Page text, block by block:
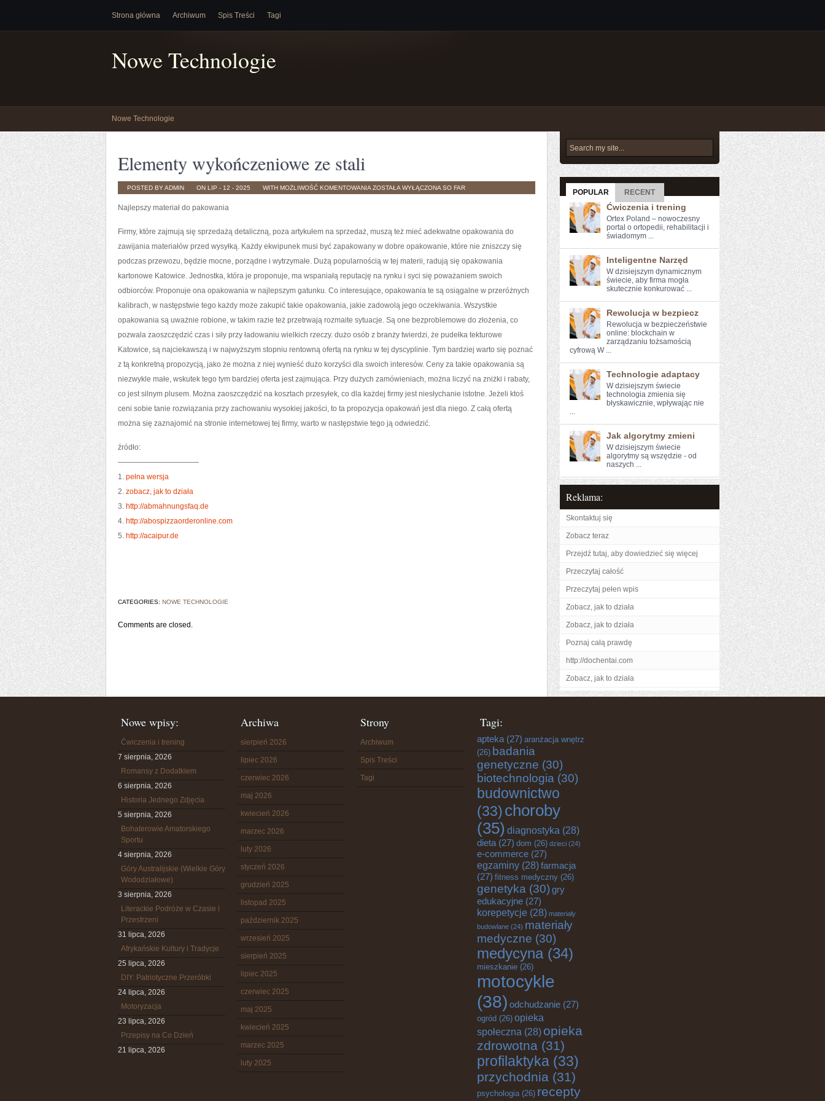
Strona główna Archiwum Spis Treści Tagi
Nowe Technologie
Nowe Technologie
Elementy wykończeniowe ze stali
POSTED BY ADMIN ON LIP - 12 - 2025 WITH MOŻLIWOŚĆ KOMENTOWANIA ELEMENTY
WYKOŃCZENIOWE
ZOSTAŁA WYŁĄCZONA SO FAR
Najlepszy materiał do pakowania
Firmy, które zajmują się sprzedażą detaliczną, poza artykułem na sprzedaż, muszą też mieć adekwatne opakowania do
zawijania materiałów przed wysyłką. Każdy ekwipunek musi być zapakowany w dobre opakowanie, które nie zniszczy się
podczas przewozu, będzie mocne, porządne i wytrzymałe. Dużą popularnością w tej materii, radują się opakowania
kartonowe Katowice. Jednostka, która je proponuje, ma wspaniałą reputację na rynku i syci się poważaniem swoich
odbiorców. Proponuje ona opakowania w najlepszym gatunku. Co interesujące, opakowania te są osiągalne w przeróżnych
kalibrach, w następstwie tego każdy może zakupić takie opakowania, jakie zadowolą jego oczekiwania. Wszystkie
opakowania są uważnie robione, w takim razie też przetrwają rozmaite sytuacje. Są one bezproblemowe do złożenia, co
pozwala zaoszczędzić czas i siły przy ładowaniu wielkich rzeczy. dużo osób z branży twierdzi, że pudełka tekturowe
Katowice, są najciekawszą i w najwyższym stopniu rentowną ofertą na rynku w tej dyscyplinie. Tym bardziej warto się poznać
z tą konkretną propozycją, jako że można z niej wynieść dużo korzyści dla swoich interesów. Ceny za takie opakowania są
niezwykle małe, wskutek tego tym bardziej oferta jest zajmująca. Przy dużych zamówieniach, można liczyć na zniżki i rabaty,
co jest silnym plusem. Można zaoszczędzić na kosztach przesyłek, co dla każdej firmy jest niesłychanie istotne. Jeżeli ktoś
ceni sobie tanie rozwiązania przy zachowaniu wysokiej jakości, to ta propozycja opakowań jest dla niego. Z całą ofertą
można się zaznajomić na stronie internetowej tej firmy, warto w następstwie tego ją odwiedzić.
źródło:
———————————
1. pełna wersja
2. zobacz, jak to działa
3. http://abmahnungsfaq.de
4. http://abospizzaorderonline.com
5. http://acaipur.de
CATEGORIES: NOWE TECHNOLOGIE
Comments are closed.
POPULAR RECENT
Ćwiczenia i trening
Ortex Poland – nowoczesny
portal o ortopedii, rehabilitacji i
świadomym ...
Inteligentne Narzęd
W dzisiejszym dynamicznym⁤
świecie, aby⁤ firma mogła
skutecznie konkurować‍ ...
Rewolucja w bezpiecz
Rewolucja w ⁣bezpieczeństwie ​
online: blockchain w
zarządzaniu ‍tożsamością
cyfrową W ...
Technologie adaptacy
W dzisiejszym świecie
technologia ‍zmienia się
błyskawicznie, wpływając nie
...
Jak algorytmy zmieni
W dzisiejszym świecie
algorytmy są wszędzie - od
naszych ...
Reklama:
Skontaktuj się
Zobacz teraz
Przejdź tutaj, aby dowiedzieć się więcej
Przeczytaj całość
Przeczytaj pełen wpis
Zobacz, jak to działa
Zobacz, jak to działa
Poznaj całą prawdę
http://dochentai.com
Zobacz, jak to działa
Nowe wpisy:
Ćwiczenia i trening
7 sierpnia, 2026
Romansy z Dodatkiem
6 sierpnia, 2026
Historia Jednego Zdjęcia
5 sierpnia, 2026
Bohaterowie Amatorskiego
Sportu
4 sierpnia, 2026
Góry Australijskie (Wielkie Góry
Wododziałowe)
3 sierpnia, 2026
Literackie Podróże w Czasie i
Przestrzeni
31 lipca, 2026
Afrykańskie Kultury i Tradycje
25 lipca, 2026
DIY: Patriotyczne Przeróbki
24 lipca, 2026
Motoryzacja
23 lipca, 2026
Przepisy na Co Dzień
21 lipca, 2026
Archiwa
sierpień 2026
lipiec 2026
czerwiec 2026
maj 2026
kwiecień 2026
marzec 2026
luty 2026
styczeń 2026
grudzień 2025
listopad 2025
październik 2025
wrzesień 2025
sierpień 2025
lipiec 2025
czerwiec 2025
maj 2025
kwiecień 2025
marzec 2025
luty 2025
Strony
Archiwum
Spis Treści
Tagi
Tagi:
apteka (27) aranżacja wnętrz
(26) badania
genetyczne (30)
biotechnologia (30)
budownictwo
(33)choroby
(35) diagnostyka (28)
dieta (27) dom (26) dzieci (24)
e-commerce (27)
egzaminy (28)farmacja
(27) fitness medyczny (26)
genetyka (30) gry
edukacyjne (27)
korepetycje (28) materiały
budowlane (24) materiały
medyczne (30)
medycyna(34)
mieszkanie (26)
motocykle
(38) odchudzanie (27)
ogród (26) opieka
społeczna (28) opieka
zdrowotna (31)
profilaktyka (33)
przychodnia (31)
psychologia(26) recepty